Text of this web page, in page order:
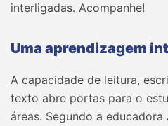
interligadas. Acompanhe!
Uma aprendizagem
A capacidade de leitura,
texto abre portas para o
áreas. Segundo a educadora